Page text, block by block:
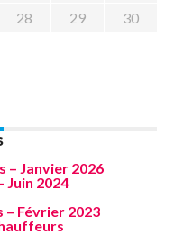
28 29
30
– Janvier 2026
Juin 2024
– Février 2023